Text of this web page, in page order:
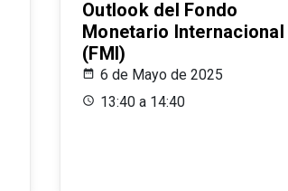
Outlook del Fondo
Monetario Internacional
(FMI)
6 de Mayo de 2025
13:40 a 14:40